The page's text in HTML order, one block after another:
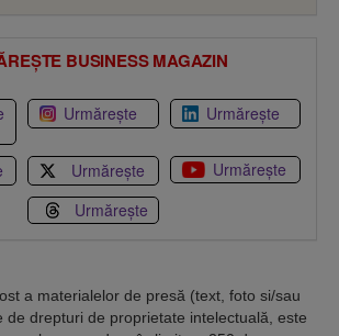
BUSINESS MAGAZIN
Urmărește Urmărește
Urmărește
Urmărește
Urmărește
a materialelor de presă (text, foto si/sau
de drepturi de proprietate intelectuală, este